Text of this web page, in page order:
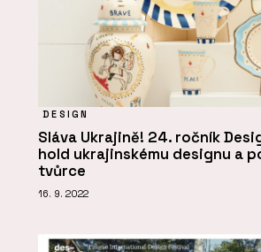
DESIGN
Sláva Ukrajině! 24. ročník
hold ukrajinskému designu a
tvůrce
16. 9. 2022